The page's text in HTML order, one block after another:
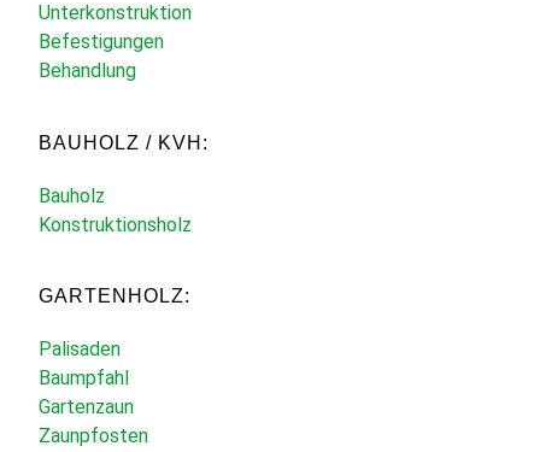
Unterkonstruktion
Befestigungen
Behandlung
BAUHOLZ / KVH:
Bauholz
Konstruktionsholz
GARTENHOLZ:
Palisaden
Baumpfahl
Gartenzaun
Zaunpfosten